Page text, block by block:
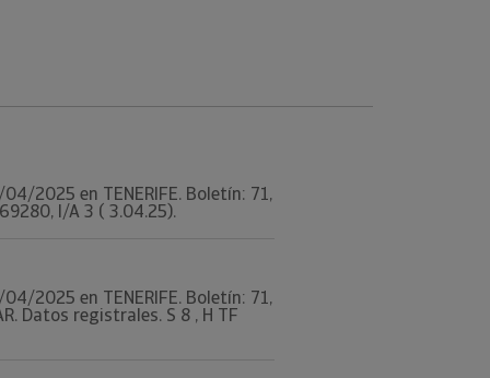
2025 en TENERIFE. Boletín: 71,
69280, I/A 3 ( 3.04.25).
2025 en TENERIFE. Boletín: 71,
Datos registrales. S 8 , H TF